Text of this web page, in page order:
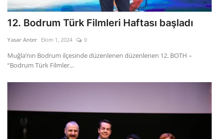
12. Bodrum Türk Filmleri Haftası başladı
Yasar Anter Ekim 1, 2024 0
Muğla’nın Bodrum ilçesinde düzenlenen düzenlenen 12. BOTH –
“Bodrum Türk Filmler...